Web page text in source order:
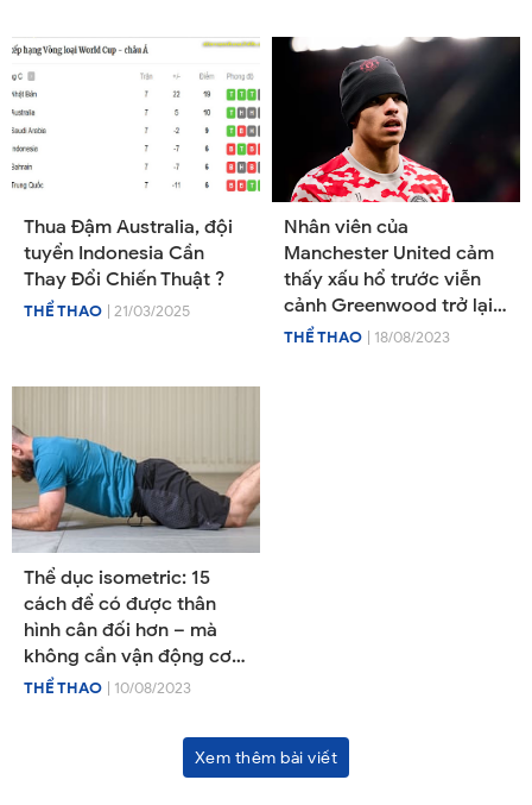
VỠ TRẬN
Thua Đậm Australia, đội
tuyển Indonesia Cần
Thay Đổi Chiến Thuật ?
THỂ THAO | 21/03/2025
Nhân viên của
Manchester United cảm
thấy xấu hổ trước viễn
cảnh Greenwood trở lại
MU
THỂ THAO | 18/08/2023
Thể dục isometric: 15
cách để có được thân
hình cân đối hơn – mà
không cần vận động cơ
bắp
THỂ THAO | 10/08/2023
Xem thêm bài viết